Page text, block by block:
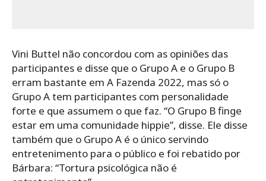
Vini Buttel não concordou com as opiniões das
participantes e disse que o Grupo A e o Grupo B
erram bastante em A Fazenda 2022, mas só o
Grupo A tem participantes com personalidade
forte e que assumem o que faz. “O Grupo B finge
estar em uma comunidade hippie”, disse. Ele disse
também que o Grupo A é o único servindo
entretenimento para o público e foi rebatido por
Bárbara: “Tortura psicológica não é